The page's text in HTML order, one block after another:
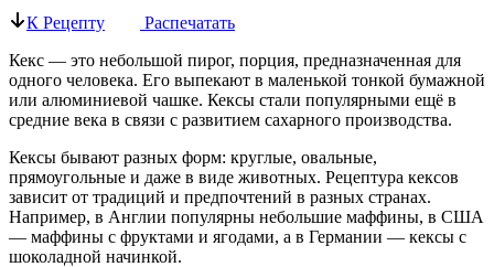
К Рецепту
Распечатать
Кекс — это небольшой пирог, порция, предназначенная для
одного человека. Его выпекают в маленькой тонкой бумажной
или алюминиевой чашке. Кексы стали популярными ещё в
средние века в связи с развитием сахарного производства.
Кексы бывают разных форм: круглые, овальные,
прямоугольные и даже в виде животных. Рецептура кексов
зависит от традиций и предпочтений в разных странах.
Например, в Англии популярны небольшие маффины, в США
— маффины с фруктами и ягодами, а в Германии — кексы с
шоколадной начинкой.